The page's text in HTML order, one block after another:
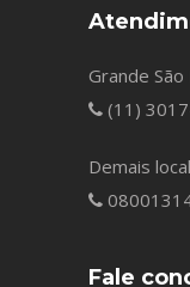
Grande São
(11)
Demais
Fale